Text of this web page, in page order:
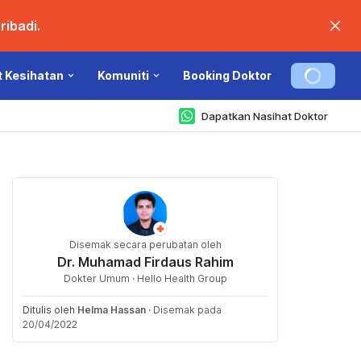
Kesihatan Komuniti Booking Doktor
Dapatkan Nasihat Doktor
Disemak secara perubatan oleh
Dr. Muhamad Firdaus Rahim
Dokter Umum · Hello Health Group
Ditulis oleh Helma Hassan · Disemak pada
20/04/2022